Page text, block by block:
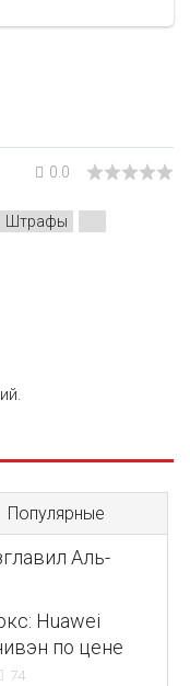
0.0
Штрафы
Популярные
Аль-
Huawei
по цене
74